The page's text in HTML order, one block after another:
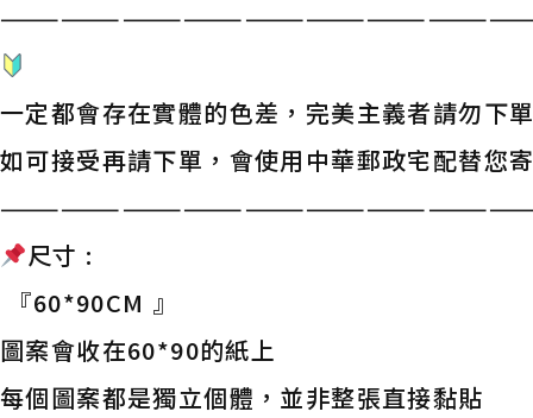
一定都會存在實體的色差，完美主義者請勿下單
如可接受再請下單，會使用中華郵政宅配替您寄
尺寸 :
『60*90CM 』
圖案會收在60*90的紙上
每個圖案都是獨立個體，並非整張直接黏貼